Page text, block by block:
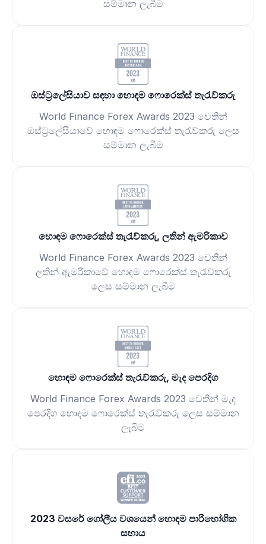
සම්මාන ලැබීම
ඔස්ට්‍රලේසියාව සඳහා හොඳම ෆොරෙක්ස් තැරැව්කරු
World Finance Forex Awards 2023 වෙතින්
ඔස්ට්‍රලේසියාවේ හොඳම ෆොරෙක්ස් තැරැව්කරු ලෙස
සම්මාන ලැබීම
හොඳම ෆොරෙක්ස් තැරැව්කරු, ලතින් ඇමරිකාව
World Finance Forex Awards 2023 වෙතින්
ලතින් ඇමරිකාවේ හොඳම ෆොරෙක්ස් තැරැව්කරු
ලෙස සම්මාන ලැබීම
හොඳම ෆොරෙක්ස් තැරැව්කරු, මැද පෙරදිග
World Finance Forex Awards 2023 වෙතින් මැද
පෙරදිග හොඳම ෆොරෙක්ස් තැරැව්කරු ලෙස සම්මාන
ලැබීම
2023 වසරේ ගෝලීය වශයෙන් හොඳම පාරිභෝගික
සහාය